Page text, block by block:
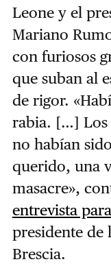
Leone y el
Mariano
con furiosos
que suban al
de rigor.
rabia. […] Los
no habían
querido, una
masacre»,
entrevista
presidente de
Brescia.